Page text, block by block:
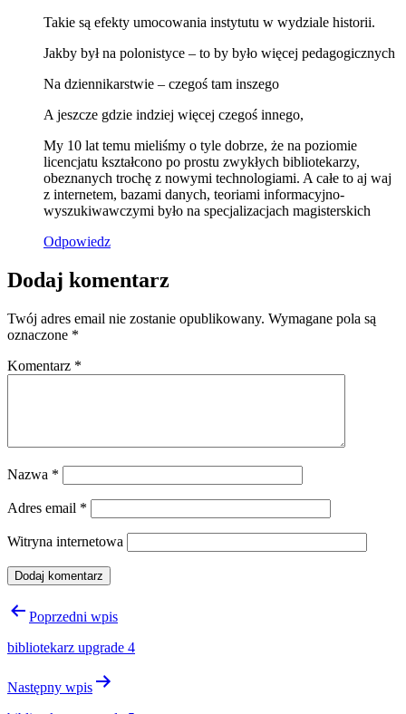
Takie są efekty umocowania instytutu w wydziale historii.
Jakby był na polonistyce – to by było więcej pedagogicznych
Na dziennikarstwie – czegoś tam inszego
A jeszcze gdzie indziej więcej czegoś innego,
My 10 lat temu mieliśmy o tyle dobrze, że na poziomie
licencjatu kształcono po prostu zwykłych bibliotekarzy,
obeznanych trochę z nowymi technologiami. A całe to aj waj
z internetem, bazami danych, teoriami informacyjno-
wyszukiwawczymi było na specjalizacjach magisterskich
Odpowiedz
Dodaj komentarz
Twój adres email nie zostanie opublikowany. Wymagane pola są
oznaczone *
Komentarz *
Nazwa *
Adres email *
Witryna internetowa
Nawigacja
Poprzedni wpis
bibliotekarz upgrade 4
Następny wpis